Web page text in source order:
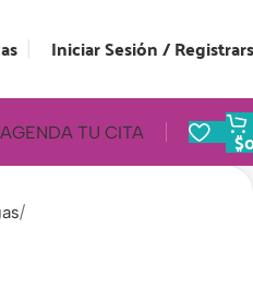
Iniciar Sesión /
AGENDA TU CITA $